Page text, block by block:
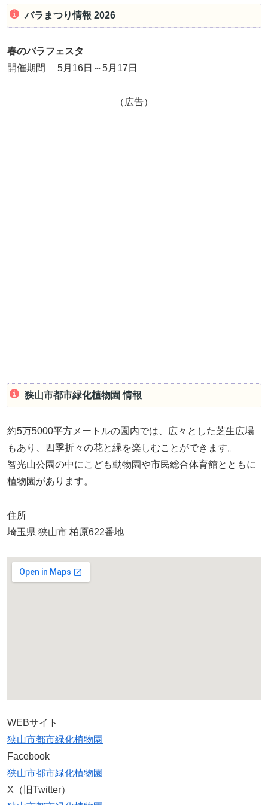
バラまつり情報 2026
春のバラフェスタ
開催期間 5月16日～5月17日
（広告）
狭山市都市緑化植物園 情報
約5万5000平方メートルの園内では、広々とした芝生広場
もあり、四季折々の花と緑を楽しむことができます。
智光山公園の中にこども動物園や市民総合体育館とともに
植物園があります。
住所
埼玉県 狭山市 柏原622番地
WEBサイト
狭山市都市緑化植物園
Facebook
狭山市都市緑化植物園
X（旧Twitter）